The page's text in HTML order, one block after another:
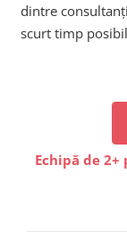
dintre
scurt timp
Echipă de